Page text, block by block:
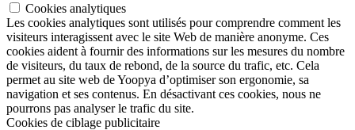
Cookies analytiques
Les cookies analytiques sont utilisés pour comprendre comment les
visiteurs interagissent avec le site Web de manière anonyme. Ces
cookies aident à fournir des informations sur les mesures du nombre
de visiteurs, du taux de rebond, de la source du trafic, etc. Cela
permet au site web de Yoopya d’optimiser son ergonomie, sa
navigation et ses contenus. En désactivant ces cookies, nous ne
pourrons pas analyser le trafic du site.
Cookies de ciblage publicitaire